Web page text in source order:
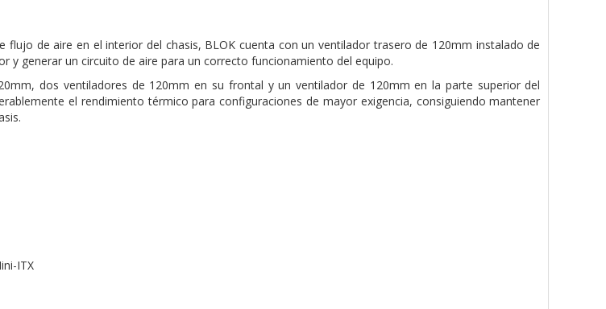
flujo de aire en el interior del chasis, BLOK cuenta con un ventilador trasero de 120mm instalado de
y generar un circuito de aire para un correcto funcionamiento del equipo.
dos ventiladores de 120mm en su frontal y un ventilador de 120mm en la parte superior del
el rendimiento térmico para configuraciones de mayor exigencia, consiguiendo mantener
ITX